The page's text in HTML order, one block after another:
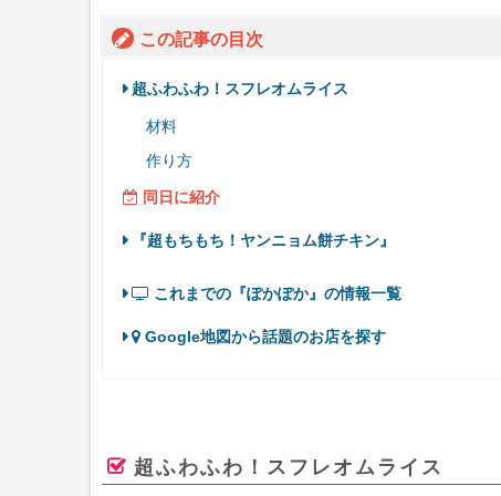
この記事の目次
超ふわふわ！スフレオムライス
材料
作り方
同日に紹介
『超もちもち！ヤンニョム餅チキン』
これまでの『ぽかぽか』の情報一覧
Google地図から話題のお店を探す
超ふわふわ！スフレオムライス